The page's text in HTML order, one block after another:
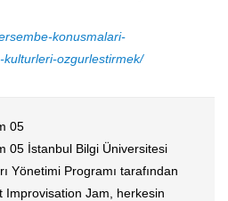
konusmalari-
ozgurlestirmek/
05
05 İstanbul Bilgi Üniversitesi
Yönetimi Programı tarafından
Improvisation Jam, herkesin